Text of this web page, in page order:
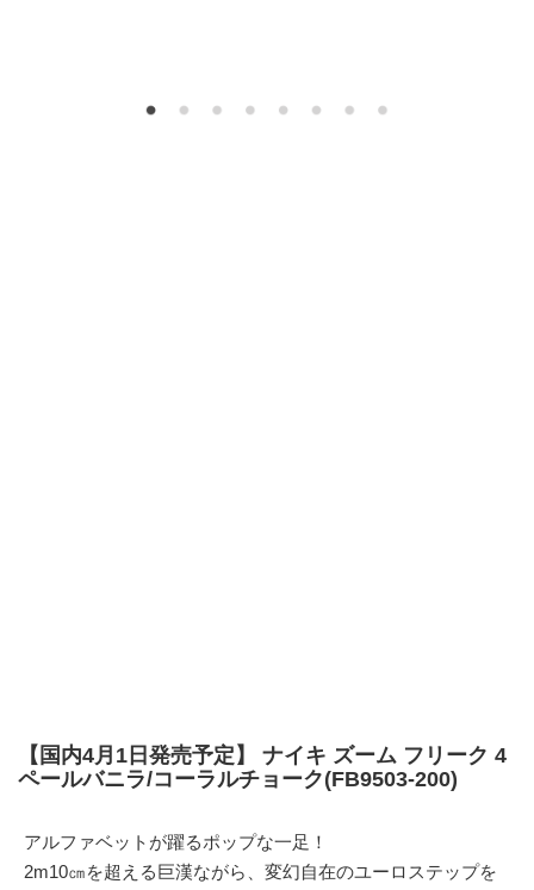
【国内4月1日発売予定】 ナイキ ズーム フリーク 4
ペールバニラ/コーラルチョーク(FB9503-200)
アルファベットが躍るポップな一足！
2m10㎝を超える巨漢ながら、変幻自在のユーロステップを